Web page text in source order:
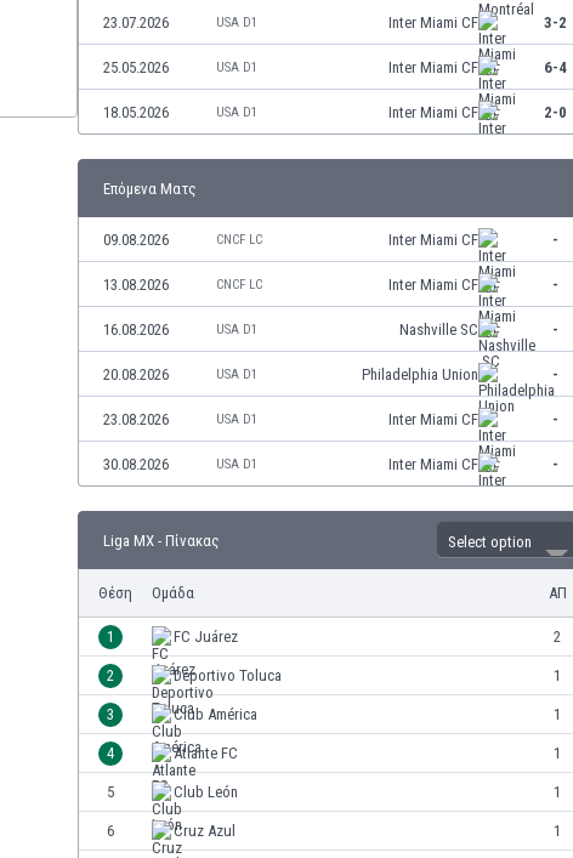
23.07.2026 USA D1 Inter Miami CF 3-2
25.05.2026 USA D1 Inter Miami CF 6-4
18.05.2026 USA D1 Inter Miami CF 2-0
Επόμενα Ματς
09.08.2026 CNCF LC Inter Miami CF -
13.08.2026 CNCF LC Inter Miami CF -
16.08.2026 USA D1 Nashville SC -
20.08.2026 USA D1 Philadelphia Union -
23.08.2026 USA D1 Inter Miami CF -
30.08.2026 USA D1 Inter Miami CF -
Liga MX - Πίνακας Select option
Θέση Ομάδα ΑΠ
1 FC Juárez 2
2 Deportivo Toluca 1
3 Club América 1
4 Atlante FC 1
5 Club León 1
6 Cruz Azul 1